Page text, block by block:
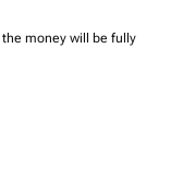
money will be fully